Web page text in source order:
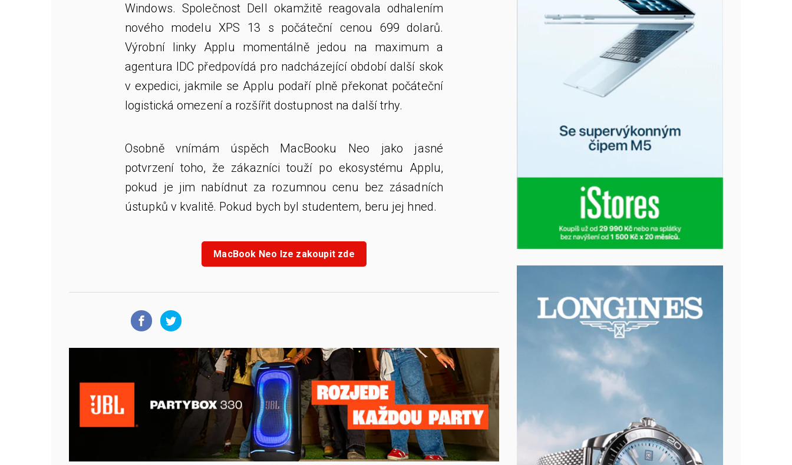
Windows. Společnost Dell okamžitě reagovala odhalením
nového modelu XPS 13 s počáteční cenou 699 dolarů.
Výrobní linky Applu momentálně jedou na maximum a
agentura IDC předpovídá pro nadcházející období další skok
v expedici, jakmile se Applu podaří plně překonat počáteční
logistická omezení a rozšířit dostupnost na další trhy.
Osobně vnímám úspěch MacBooku Neo jako jasné
potvrzení toho, že zákazníci touží po ekosystému Applu,
pokud je jim nabídnut za rozumnou cenu bez zásadních
ústupků v kvalitě. Pokud bych byl studentem, beru jej hned.
MacBook Neo lze zakoupit zde